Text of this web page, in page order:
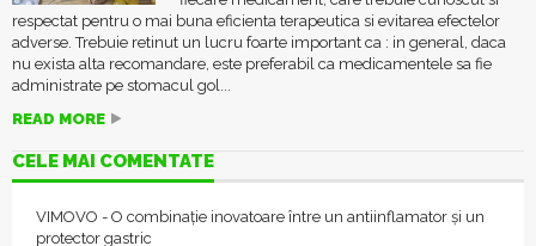
respectat pentru o mai buna eficienta terapeutica si evitarea efectelor
adverse. Trebuie retinut un lucru foarte important ca : in general, daca
nu exista alta recomandare, este preferabil ca medicamentele sa fie
administrate pe stomacul gol...
READ MORE
CELE MAI COMENTATE
VIMOVO - O combinație inovatoare între un antiinflamator și un
protector gastric